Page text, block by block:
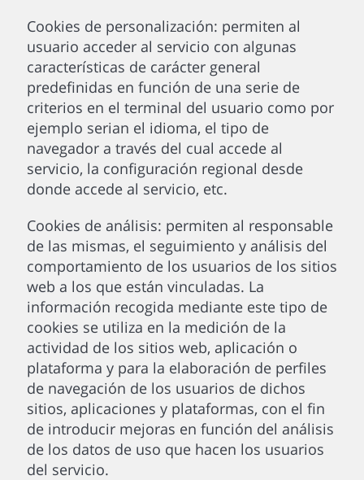
Cookies de personalización: permiten al
usuario acceder al servicio con algunas
características de carácter general
predefinidas en función de una serie de
criterios en el terminal del usuario como por
ejemplo serian el idioma, el tipo de
navegador a través del cual accede al
servicio, la configuración regional desde
donde accede al servicio, etc.
Cookies de análisis: permiten al responsable
de las mismas, el seguimiento y análisis del
comportamiento de los usuarios de los sitios
web a los que están vinculadas. La
información recogida mediante este tipo de
cookies se utiliza en la medición de la
actividad de los sitios web, aplicación o
plataforma y para la elaboración de perfiles
de navegación de los usuarios de dichos
sitios, aplicaciones y plataformas, con el fin
de introducir mejoras en función del análisis
de los datos de uso que hacen los usuarios
del servicio.